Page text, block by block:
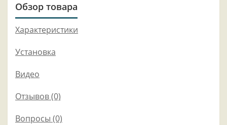
Обзор товара
Характеристики
Установка
Видео
Отзывов (0)
Вопросы (0)